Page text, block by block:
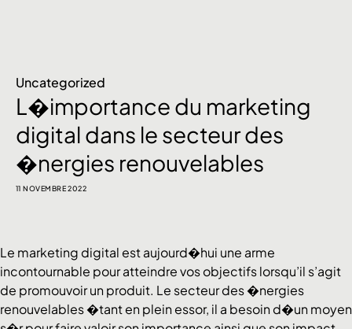
Uncategorized
L�importance du marketing
digital dans le secteur des
�nergies renouvelables
11 NOVEMBRE 2022
Le marketing digital est aujourd�hui une arme
incontournable pour atteindre vos objectifs lorsqu’il s’agit
de promouvoir un produit. Le secteur des �nergies
renouvelables �tant en plein essor, il a besoin d�un moyen